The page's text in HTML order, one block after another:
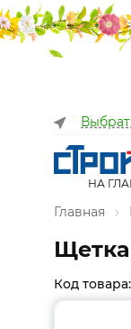
НА
Главная
Код